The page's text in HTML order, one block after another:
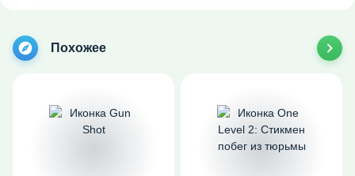
Похожее